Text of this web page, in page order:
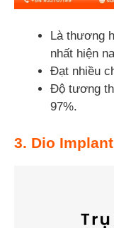
Là thương
nhất hiện
Đạt nhiều
Độ tương
97%.
3. Dio Implant